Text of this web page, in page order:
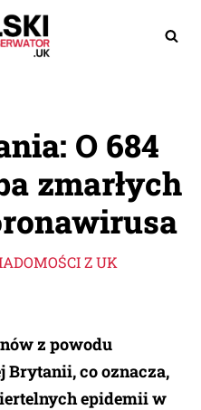
O 684
zmarłych
Z UK
z powodu
co oznacza,
epidemii w